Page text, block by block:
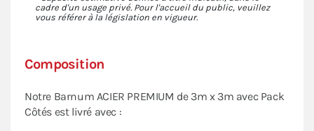
Composition
Notre Barnum ACIER PREMIUM de 3m x 3m avec Pack
Côtés est livré avec :
cadre d'un usage privé. Pour l'accueil du public, veuillez
vous référer à la législation en vigueur.